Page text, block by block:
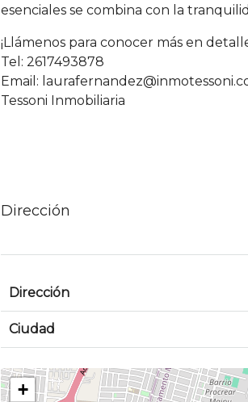
esenciales se combina con la
¡Llámenos para conocer más en
Tel: 2617493878
Email:
Tessoni Inmobiliaria
Dirección
Dirección
Ciudad
+